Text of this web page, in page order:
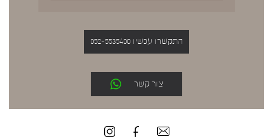
התקשרו עכשיו 052-5535400
צור קשר